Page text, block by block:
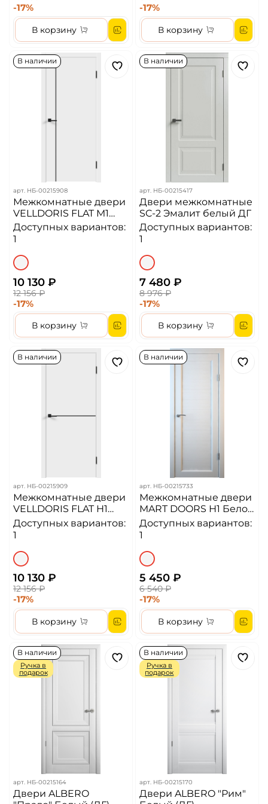
-17%
В корзину
-17%
В корзину
В наличии
арт. НБ-00215908
Межкомнатные двери
VELLDORIS FLAT M1
Белый
Доступных вариантов:
1
10 130 ₽
12 156 ₽
-17%
В корзину
В наличии
арт. НБ-00215417
Двери межкомнатные
SC-2 Эмалит белый ДГ
Доступных вариантов:
1
7 480 ₽
8 976 ₽
-17%
В корзину
В наличии
арт. НБ-00215909
Межкомнатные двери
VELLDORIS FLAT Н1
Белый
Доступных вариантов:
1
10 130 ₽
12 156 ₽
-17%
В корзину
В наличии
арт. НБ-00215733
Межкомнатные двери
MART DOORS Н1 Белое
дерево/Сатинат (ДГ)
Доступных вариантов:
1
5 450 ₽
6 540 ₽
-17%
В корзину
В наличии
Ручка в
подарок
арт. НБ-00215164
Двери ALBERO
В наличии
Ручка в
подарок
арт. НБ-00215170
Двери ALBERO "Рим"